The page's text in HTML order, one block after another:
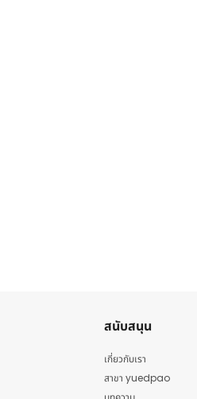
สนับสนุน
เกี่ยวกับเรา
สาขา yuedpao